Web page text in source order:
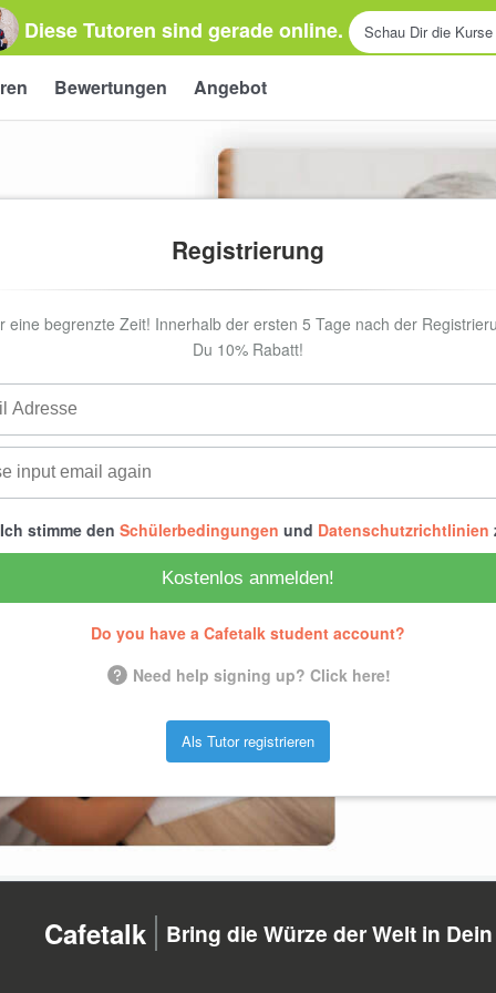
Diese Tutoren sind gerade online. Schau Dir die
Bewertungen Angebot
Registrierung
eine begrenzte Zeit! Innerhalb der ersten 5 Tage nach der
Du 10% Rabatt!
Ich stimme den Schülerbedingungen und Datenschutzrichtlinien
Kostenlos anmelden!
Do you have a Cafetalk student account?
Need help signing up? Click here!
Als Tutor registrieren
Cafetalk Bring die Würze der Welt in